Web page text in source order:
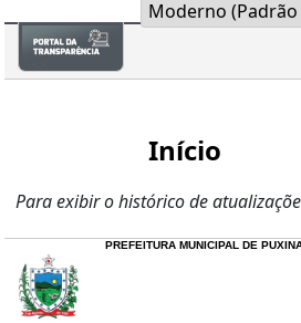
Início
Para exibir o histórico de
PREFEITURA MUNICIPAL DE